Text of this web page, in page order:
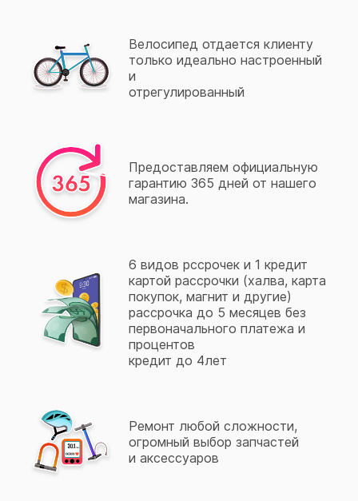
Велосипед отдается клиенту
только идеально настроенный
и
отрегулированный
Предоставляем официальную
гарантию 365 дней от нашего
магазина.
6 видов рссрочек и 1 кредит
картой рассрочки (халва, карта
покупок, магнит и другие)
рассрочка до 5 месяцев без
первоначального платежа и
процентов
кредит до 4лет
Ремонт любой сложности,
огромный выбор запчастей
и аксессуаров